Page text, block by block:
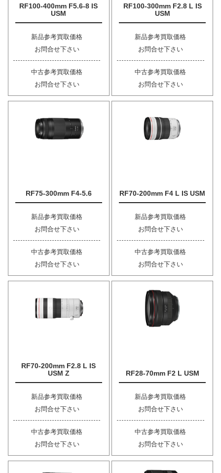
RF100-400mm F5.6-8 IS
USM
新品参考買取価格
お問合せ下さい
中古参考買取価格
お問合せ下さい
RF100-300mm F2.8 L IS
USM
新品参考買取価格
お問合せ下さい
中古参考買取価格
お問合せ下さい
RF75-300mm F4-5.6
新品参考買取価格
お問合せ下さい
中古参考買取価格
お問合せ下さい
RF70-200mm F4 L IS USM
新品参考買取価格
お問合せ下さい
中古参考買取価格
お問合せ下さい
RF70-200mm F2.8 L IS
USM Z
新品参考買取価格
お問合せ下さい
中古参考買取価格
お問合せ下さい
RF28-70mm F2 L USM
新品参考買取価格
お問合せ下さい
中古参考買取価格
お問合せ下さい